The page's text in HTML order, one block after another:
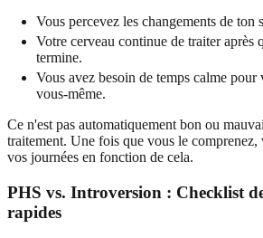
Vous percevez les changements de ton
Votre cerveau continue de traiter après
termine.
Vous avez besoin de temps calme pour
vous-même.
Ce n'est pas automatiquement bon ou
traitement. Une fois que vous le
vos journées en fonction de cela.
PHS vs. Introversion : Checklist
rapides